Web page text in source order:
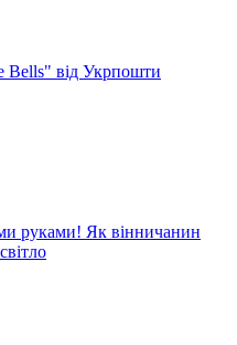
від Укрпошти
руками! Як вінничанин